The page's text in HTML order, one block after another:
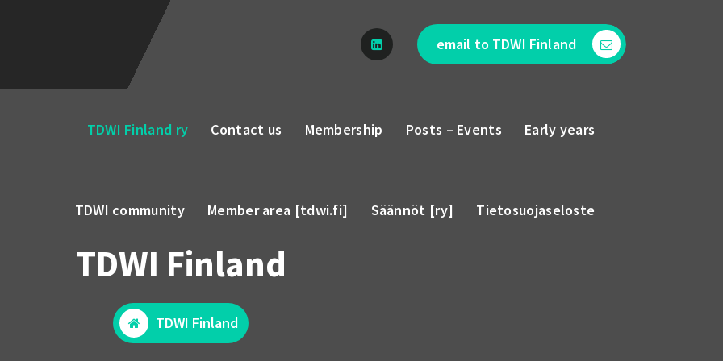
email to TDWI Finland
TDWI Finland ry Contact us Membership Posts – Events Early years
TDWI community Member area [tdwi.fi] Säännöt [ry] Tietosuojaseloste
TDWI Finland
TDWI Finland